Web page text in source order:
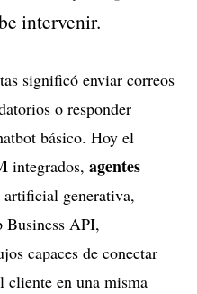
intervenir.
significó enviar correos
o responder
básico. Hoy el
integrados, agentes
generativa,
Business API,
capaces de conectar
cliente en una misma